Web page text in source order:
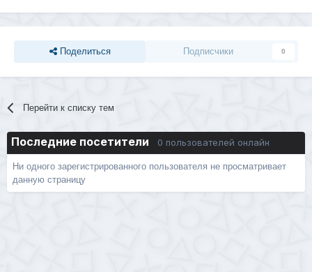
Поделиться Подписчики 0
Перейти к списку тем
Последние посетители 0 пользователей онлайн
Ни одного зарегистрированного пользователя не просматривает
данную страницу